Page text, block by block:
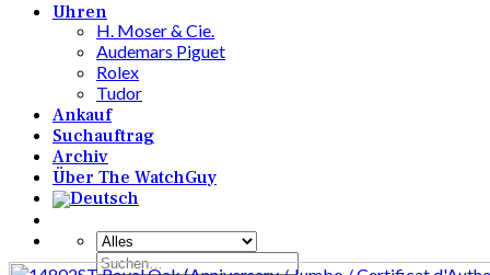
Uhren
H. Moser & Cie.
Audemars Piguet
Rolex
Tudor
Ankauf
Suchauftrag
Archiv
Über The WatchGuy
Suchen